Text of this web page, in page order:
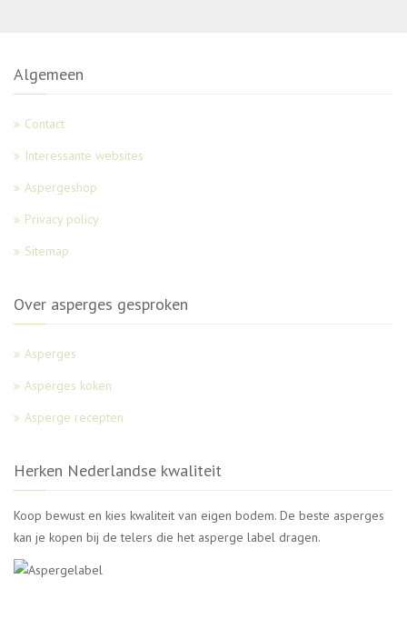
Algemeen
Contact
Interessante websites
Aspergeshop
Privacy policy
Sitemap
Over asperges gesproken
Asperges
Asperges koken
Asperge recepten
Herken Nederlandse kwaliteit
Koop bewust en kies kwaliteit van eigen bodem. De beste asperges
kan je kopen bij de telers die het asperge label dragen.